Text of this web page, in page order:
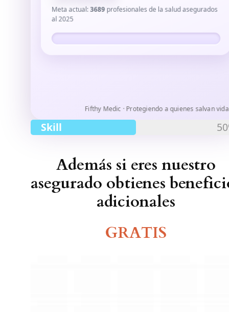
Meta actual:3689profesionales de la salud asegurados
al 2025
Fifthy Medic · Protegiendo a quienes salvan
Skill
Además si eres nuestro
asegurado obtienes
adicionales
GRATIS